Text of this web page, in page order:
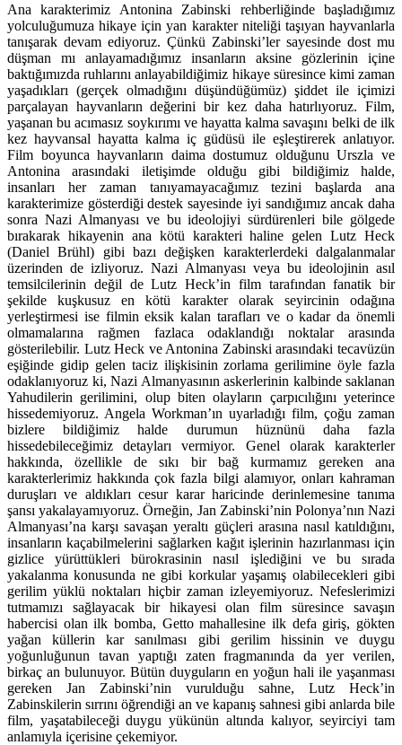
Ana karakterimiz Antonina Zabinski rehberliğinde başladığımız
yolculuğumuza hikaye için yan karakter niteliği taşıyan hayvanlarla
tanışarak devam ediyoruz. Çünkü Zabinski’ler sayesinde dost mu
düşman mı anlayamadığımız insanların aksine gözlerinin içine
baktığımızda ruhlarını anlayabildiğimiz hikaye süresince kimi zaman
yaşadıkları (gerçek olmadığını düşündüğümüz) şiddet ile içimizi
parçalayan hayvanların değerini bir kez daha hatırlıyoruz. Film,
yaşanan bu acımasız soykırımı ve hayatta kalma savaşını belki de ilk
kez hayvansal hayatta kalma iç güdüsü ile eşleştirerek anlatıyor.
Film boyunca hayvanların daima dostumuz olduğunu Urszla ve
Antonina arasındaki iletişimde olduğu gibi bildiğimiz halde,
insanları her zaman tanıyamayacağımız tezini başlarda ana
karakterimize gösterdiği destek sayesinde iyi sandığımız ancak daha
sonra Nazi Almanyası ve bu ideolojiyi sürdürenleri bile gölgede
bırakarak hikayenin ana kötü karakteri haline gelen Lutz Heck
(Daniel Brühl) gibi bazı değişken karakterlerdeki dalgalanmalar
üzerinden de izliyoruz. Nazi Almanyası veya bu ideolojinin asıl
temsilcilerinin değil de Lutz Heck’in film tarafından fanatik bir
şekilde kuşkusuz en kötü karakter olarak seyircinin odağına
yerleştirmesi ise filmin eksik kalan tarafları ve o kadar da önemli
olmamalarına rağmen fazlaca odaklandığı noktalar arasında
gösterilebilir. Lutz Heck ve Antonina Zabinski arasındaki tecavüzün
eşiğinde gidip gelen taciz ilişkisinin zorlama gerilimine öyle fazla
odaklanıyoruz ki, Nazi Almanyasının askerlerinin kalbinde saklanan
Yahudilerin gerilimini, olup biten olayların çarpıcılığını yeterince
hissedemiyoruz. Angela Workman’ın uyarladığı film, çoğu zaman
bizlere bildiğimiz halde durumun hüznünü daha fazla
hissedebileceğimiz detayları vermiyor. Genel olarak karakterler
hakkında, özellikle de sıkı bir bağ kurmamız gereken ana
karakterlerimiz hakkında çok fazla bilgi alamıyor, onları kahraman
duruşları ve aldıkları cesur karar haricinde derinlemesine tanıma
şansı yakalayamıyoruz. Örneğin, Jan Zabinski’nin Polonya’nın Nazi
Almanyası’na karşı savaşan yeraltı güçleri arasına nasıl katıldığını,
insanların kaçabilmelerini sağlarken kağıt işlerinin hazırlanması için
gizlice yürüttükleri bürokrasinin nasıl işlediğini ve bu sırada
yakalanma konusunda ne gibi korkular yaşamış olabilecekleri gibi
gerilim yüklü noktaları hiçbir zaman izleyemiyoruz. Nefeslerimizi
tutmamızı sağlayacak bir hikayesi olan film süresince savaşın
habercisi olan ilk bomba, Getto mahallesine ilk defa giriş, gökten
yağan küllerin kar sanılması gibi gerilim hissinin ve duygu
yoğunluğunun tavan yaptığı zaten fragmanında da yer verilen,
birkaç an bulunuyor. Bütün duyguların en yoğun hali ile yaşanması
gereken Jan Zabinski’nin vurulduğu sahne, Lutz Heck’in
Zabinskilerin sırrını öğrendiği an ve kapanış sahnesi gibi anlarda bile
film, yaşatabileceği duygu yükünün altında kalıyor, seyirciyi tam
anlamıyla içerisine çekemiyor.